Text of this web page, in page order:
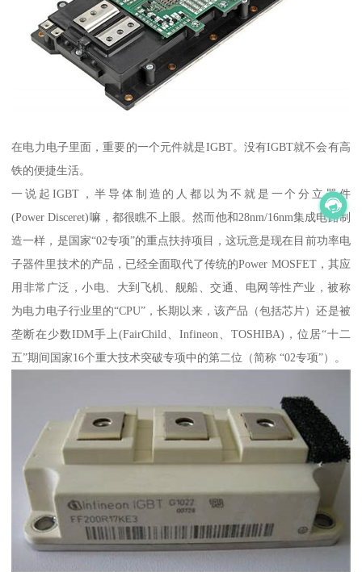
在电力电子里面，重要的一个元件就是IGBT。没有IGBT就不会有高
铁的便捷生活。
一说起IGBT，半导体制造的人都以为不就是一个分立器件
(Power Disceret)嘛，都很瞧不上眼。然而他和28nm/16nm集成电路制
造一样，是国家“02专项”的重点扶持项目，这玩意是现在目前功率电
子器件里技术的产品，已经全面取代了传统的Power MOSFET，其应
用非常广泛，小电、大到飞机、舰船、交通、电网等性产业，被称
为电力电子行业里的“CPU”，长期以来，该产品（包括芯片）还是被
垄断在少数IDM手上(FairChild、Infineon、TOSHIBA)，位居“十二
五”期间国家16个重大技术突破专项中的第二位（简称 “02专项”）。